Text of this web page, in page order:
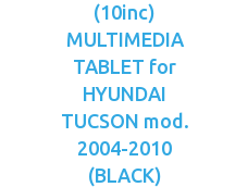
(10inc)
MULTIMEDIA
TABLET for
HYUNDAI
TUCSON mod.
2004-2010
(BLACK)